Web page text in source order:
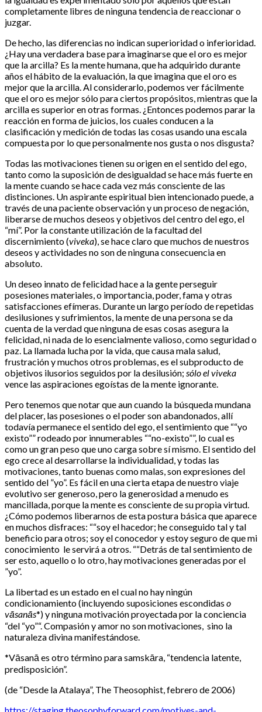
completamente libres de ninguna tendencia de reaccionar o
juzgar.
De hecho, las diferencias no indican superioridad o inferioridad.
¿Hay una verdadera base para imaginarse que el oro es mejor
que la arcilla? Es la mente humana, que ha adquirido durante
años el hábito de la evaluación, la que imagina que el oro es
mejor que la arcilla. Al considerarlo, podemos ver fácilmente
que el oro es mejor sólo para ciertos propósitos, mientras que la
arcilla es superior en otras formas. ¿Entonces podemos parar la
reacción en forma de juicios, los cuales conducen a la
clasificación y medición de todas las cosas usando una escala
compuesta por lo que personalmente nos gusta o nos disgusta?
Todas las motivaciones tienen su origen en el sentido del ego,
tanto como la suposición de desigualdad se hace más fuerte en
la mente cuando se hace cada vez más consciente de las
distinciones. Un aspirante espiritual bien intencionado puede, a
través de una paciente observación y un proceso de negación,
liberarse de muchos deseos y objetivos del centro del ego, el
“mí”. Por la constante utilización de la facultad del
discernimiento (viveka), se hace claro que muchos de nuestros
deseos y actividades no son de ninguna consecuencia en
absoluto.
Un deseo innato de felicidad hace a la gente perseguir
posesiones materiales, o importancia, poder, fama y otras
satisfacciones efímeras. Durante un largo período de repetidas
desilusiones y sufrimientos, la mente de una persona se da
cuenta de la verdad que ninguna de esas cosas asegura la
felicidad, ni nada de lo esencialmente valioso, como seguridad o
paz. La llamada lucha por la vida, que causa mala salud,
frustración y muchos otros problemas, es el subproducto de
objetivos ilusorios seguidos por la desilusión; sólo el viveka
vence las aspiraciones egoístas de la mente ignorante.
Pero tenemos que notar que aun cuando la búsqueda mundana
del placer, las posesiones o el poder son abandonados, allí
todavía permanece el sentido del ego, el sentimiento que ““yo
existo”” rodeado por innumerables ““no-existo””, lo cual es
como un gran peso que uno carga sobre sí mismo. El sentido del
ego crece al desarrollarse la individualidad, y todas las
motivaciones, tanto buenas como malas, son expresiones del
sentido del ”yo”. Es fácil en una cierta etapa de nuestro viaje
evolutivo ser generoso, pero la generosidad a menudo es
mancillada, porque la mente es consciente de su propia virtud.
¿Cómo podemos liberarnos de esta postura básica que aparece
en muchos disfraces: ““soy el hacedor; he conseguido tal y tal
beneficio para otros; soy el conocedor y estoy seguro de que mi
conocimiento le servirá a otros. ““Detrás de tal sentimiento de
ser esto, aquello o lo otro, hay motivaciones generadas por el
”yo”.
La libertad es un estado en el cual no hay ningún
condicionamiento (incluyendo suposiciones escondidas o
vāsanās*) y ninguna motivación proyectada por la conciencia
“del “yo”“. Compasión y amor no son motivaciones, sino la
naturaleza divina manifestándose.
*Vāsanā es otro término para samskāra, “tendencia latente,
predisposición”.
(de “Desde la Atalaya”, The Theosophist, febrero de 2006)